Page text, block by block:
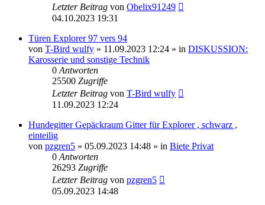
Letzter Beitrag von Obelix91249
04.10.2023 19:31
Türen Explorer 97 vers 94
von T-Bird wulfy » 11.09.2023 12:24 » in DISKUSSION:
Karosserie und sonstige Technik
0 Antworten
25500 Zugriffe
Letzter Beitrag von T-Bird wulfy
11.09.2023 12:24
Hundegitter Gepäckraum Gitter für Explorer , schwarz ,
einteilig
von pzgren5 » 05.09.2023 14:48 » in Biete Privat
0 Antworten
26293 Zugriffe
Letzter Beitrag von pzgren5
05.09.2023 14:48